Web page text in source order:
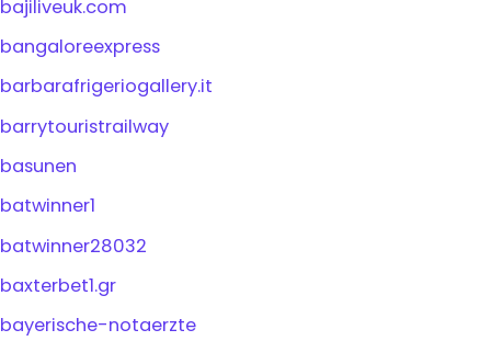
bajiliveuk.com
bangaloreexpress
barbarafrigeriogallery.it
barrytouristrailway
basunen
batwinner1
batwinner28032
baxterbet1.gr
bayerische-notaerzte